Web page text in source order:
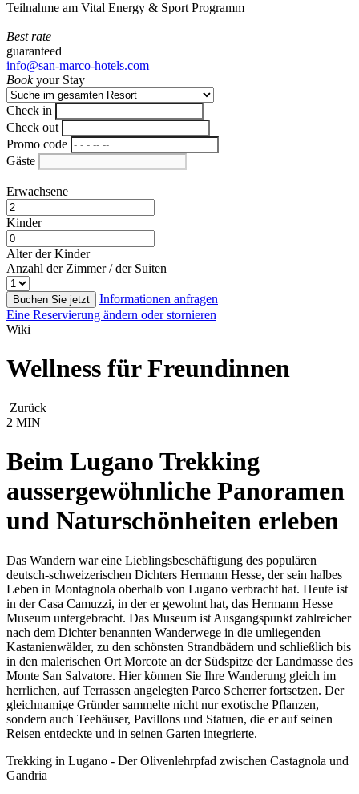
Teilnahme am Vital Energy & Sport Programm
Best rate
guaranteed
info@san-marco-hotels.com
Bookyour Stay
Check in
Check out
Promo code
Gäste
Erwachsene
Kinder
Alter der Kinder
Anzahl der Zimmer / der Suiten
Buchen Sie jetzt
Informationen anfragen
Eine Reservierung ändern oder stornieren
Wiki
Wellness für Freundinnen
Zurück
2 MIN
Beim Lugano Trekking
aussergewöhnliche Panoramen
und Naturschönheiten erleben
Das Wandern war eine Lieblingsbeschäftigung des populären
deutsch-schweizerischen Dichters Hermann Hesse, der sein halbes
Leben in Montagnola oberhalb von Lugano verbracht hat. Heute ist
in der Casa Camuzzi, in der er gewohnt hat, das Hermann Hesse
Museum untergebracht. Das Museum ist Ausgangspunkt zahlreicher
nach dem Dichter benannten Wanderwege in die umliegenden
Kastanienwälder, zu den schönsten Strandbädern und schließlich bis
in den malerischen Ort Morcote an der Südspitze der Landmasse des
Monte San Salvatore. Hier können Sie Ihre Wanderung gleich im
herrlichen, auf Terrassen angelegten Parco Scherrer fortsetzen. Der
gleichnamige Gründer sammelte nicht nur exotische Pflanzen,
sondern auch Teehäuser, Pavillons und Statuen, die er auf seinen
Reisen entdeckte und in seinen Garten integrierte.
Trekking in Lugano - Der Olivenlehrpfad zwischen Castagnola und
Gandria